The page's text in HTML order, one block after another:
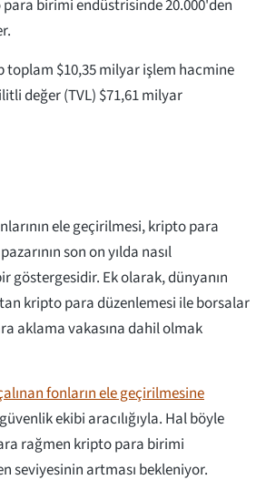
para birimi endüstrisinde 20.000'den
toplam $10,35 milyar işlem hacmine
değer (TVL) $71,61 milyar
ele geçirilmesi, kripto para
son on yılda nasıl
göstergesidir. Ek olarak, dünyanın
kripto para düzenlemesi ile borsalar
aklama vakasına dahil olmak
fonların ele geçirilmesine
ekibi aracılığıyla. Hal böyle
rağmen kripto para birimi
seviyesinin artması bekleniyor.